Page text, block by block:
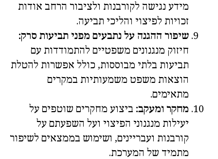
מידע נגישה לקורבנות ולציבור הרחב אודות
זכויות לפיצוי והליכי תביעה.
שיפור ההגנה על נתבעים מפני תביעות סרק:
חיזוק מנגנונים משפטיים להתמודדות עם
תביעות בלתי מבוססות, כולל אפשרות להטלת
הוצאות משפט משמעותיות במקרים
מתאימים.
מחקר ומעקב: ביצוע מחקרים שוטפים על
יעילות מנגנוני הפיצוי ועל השפעתם על
קורבנות ועבריינים, ושימוש בממצאים לשיפור
מתמיד של המערכת.